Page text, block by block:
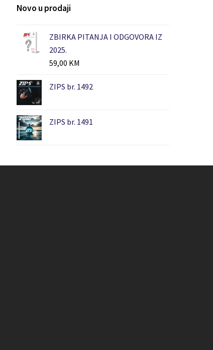
Novo u prodaji
ZBIRKA PITANJA I ODGOVORA IZ
2025.
59,00 KM
ZIPS br. 1492
ZIPS br. 1491